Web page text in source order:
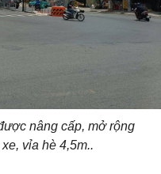
nâng cấp, mở rộng
vỉa hè 4,5m..